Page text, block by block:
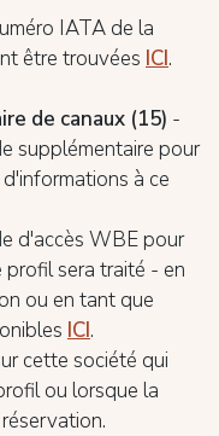
IATA de la
être trouvées ICI.
de canaux (15) -
supplémentaire pour
à ce
d'accès WBE pour
sera traité - en
ou en tant que
ICI.
cette société qui
ou lorsque la